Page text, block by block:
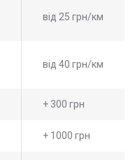
від 25 грн/км
від 40 грн/км
+ 300 грн
+ 1000 грн